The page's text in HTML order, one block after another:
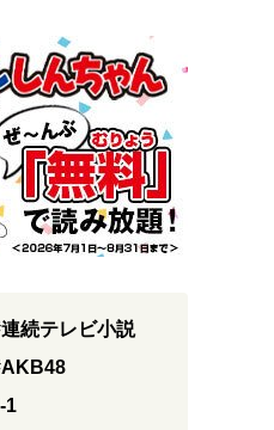
続テレビ小説
1